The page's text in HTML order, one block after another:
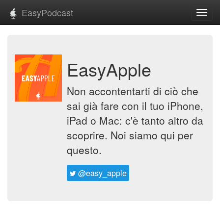
EasyPodcast
EasyApple
Non accontentarti di ciò che
sai già fare con il tuo iPhone,
iPad o Mac: c'è tanto altro da
scoprire. Noi siamo qui per
questo.
@easy_apple